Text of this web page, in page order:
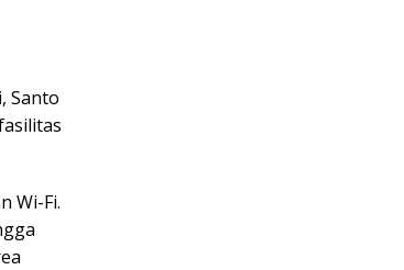
Santo
Wi-Fi.